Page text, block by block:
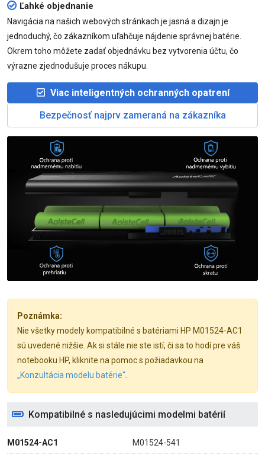
Ľahké objednanie
Navigácia na našich webových stránkach je jasná a dizajn je
jednoduchý, čo zákazníkom uľahčuje nájdenie správnej batérie.
Okrem toho môžete zadať objednávku bez vytvorenia účtu, čo
výrazne zjednodušuje proces nákupu.
Viac inteligentných ochranných opatrení
Bezpečnosť najprv zameraná na zákazníka
Poznámka:
Nie všetky modely kompatibilné s batériami HP M01524-AC1
sú uvedené nižšie. Ak si stále nie ste istí, či sa to hodí pre váš
notebooku HP, kliknite na pomoc s požiadavkou na
„Konzultácia modelu batérie“
Kompatibilné s nasledujúcimi modelmi batérií
M01524-AC1 M01524-541